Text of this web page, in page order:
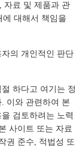
자료 및 제품과 관
대해서 책임을
의 개인적인 판단
하다고 여기는 정
이와 관련하여 본
검토하려는 노력
사이트 또는 자료
권 준수, 적법성 또